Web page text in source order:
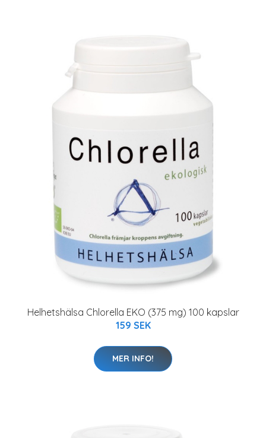
Helhetshälsa Chlorella EKO (375 mg) 100 kapslar
159 SEK
MER INFO!